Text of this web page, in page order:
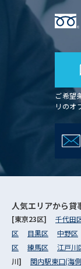
ご希望
リのオ
人気エリアから貸
[東京23区] 千代田
区
目黒区 中野区
区
練馬区 江戸川
川] 関内駅東口(海